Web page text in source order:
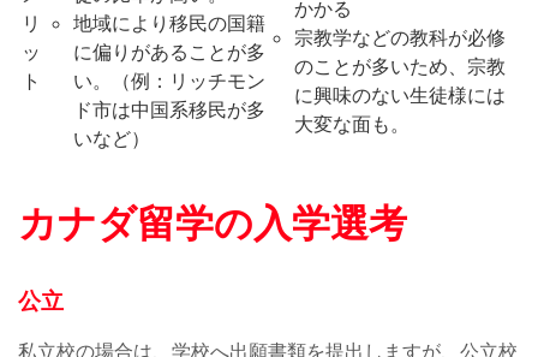
リ
ッ
ト
地域により移民の国籍
に偏りがあることが多
い。（例：リッチモン
ド市は中国系移民が多
いなど）
かかる
宗教学などの教科が必修
のことが多いため、宗教
に興味のない生徒様には
大変な面も。
カナダ留学の入学選考
公立
私立校の場合は、学校へ出願書類を提出しますが、公立校